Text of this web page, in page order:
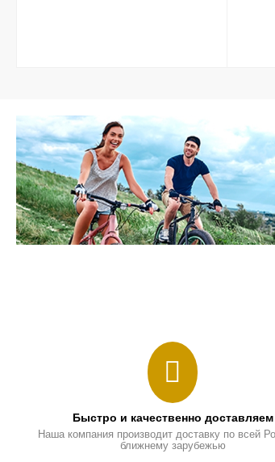
Быстро и качественно доставляем
Наша компания производит доставку по всей
ближнему зарубежью